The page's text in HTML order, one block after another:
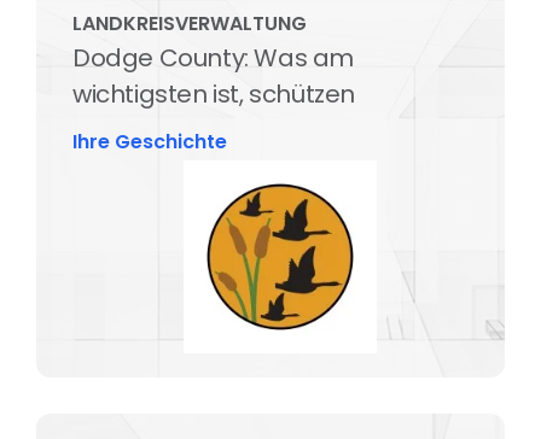
LANDKREISVERWALTUNG
Dodge County: Was am
wichtigsten ist, schützen
Ihre Geschichte